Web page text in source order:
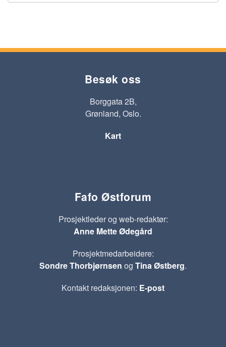
Besøk oss
Borggata 2B,
Grønland, Oslo.
Kart
Fafo Østforum
Prosjektleder og web-redaktør:
Anne Mette Ødegård
Prosjektmedarbeidere:
Sondre Thorbjørnsen og Tina Østberg.
Kontakt redaksjonen: E-post